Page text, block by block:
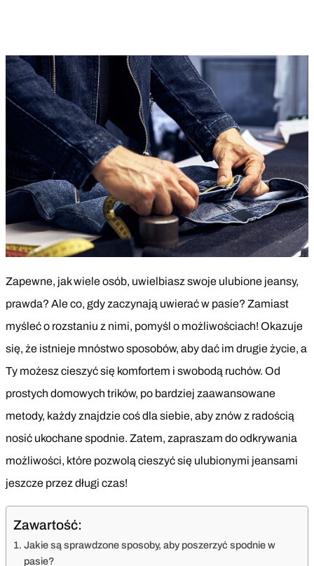
Zapewne, jak wiele osób, uwielbiasz swoje ulubione jeansy,
prawda? Ale co, gdy zaczynają uwierać w pasie? Zamiast
myśleć o rozstaniu z nimi, pomyśl o możliwościach! Okazuje
się, że istnieje mnóstwo sposobów, aby dać im drugie życie, a
Ty możesz cieszyć się komfortem i swobodą ruchów. Od
prostych domowych trików, po bardziej zaawansowane
metody, każdy znajdzie coś dla siebie, aby znów z radością
nosić ukochane spodnie. Zatem, zapraszam do odkrywania
możliwości, które pozwolą cieszyć się ulubionymi jeansami
jeszcze przez długi czas!
Zawartość:
Jakie są sprawdzone sposoby, aby poszerzyć spodnie w
pasie?